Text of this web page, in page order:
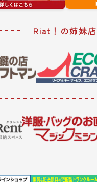
Riat！の姉妹店